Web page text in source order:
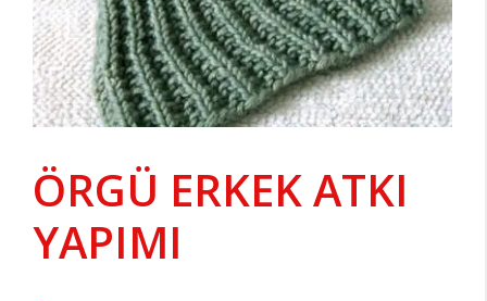
ÖRGÜ ERKEK ATKI
YAPIMI